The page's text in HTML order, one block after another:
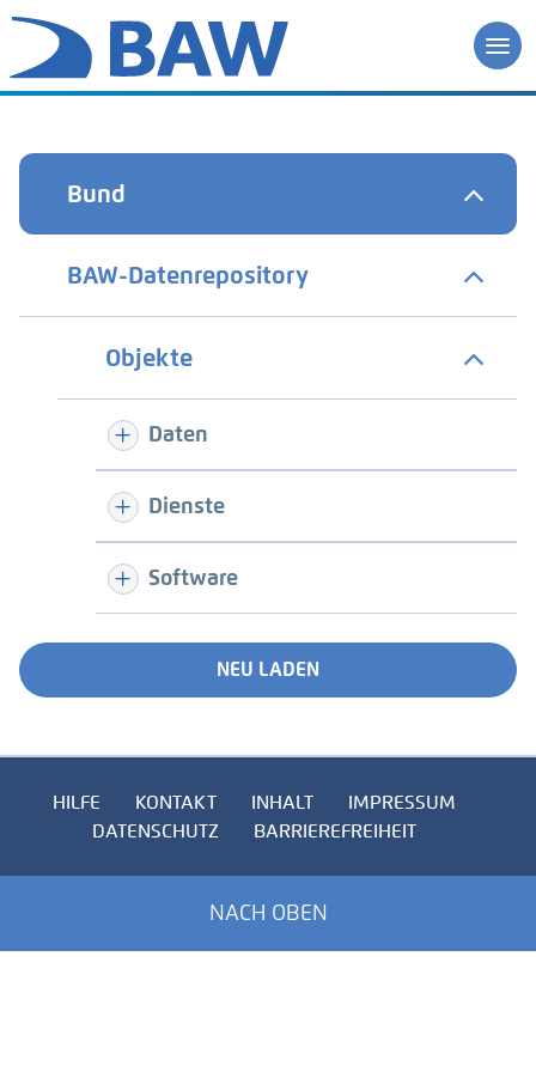
Bund
BAW-Datenrepository
Objekte
Daten
Dienste
Software
NEU LADEN
HILFE KONTAKT INHALT
IMPRESSUM
DATENSCHUTZ
BARRIEREFREIHEIT
NACH OBEN